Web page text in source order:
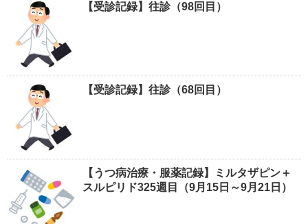
【受診記録】往診（98回目）
【受診記録】往診（68回目）
【うつ病治療・服薬記録】ミルタザピン＋
スルピリド325週目（9月15日～9月21日）